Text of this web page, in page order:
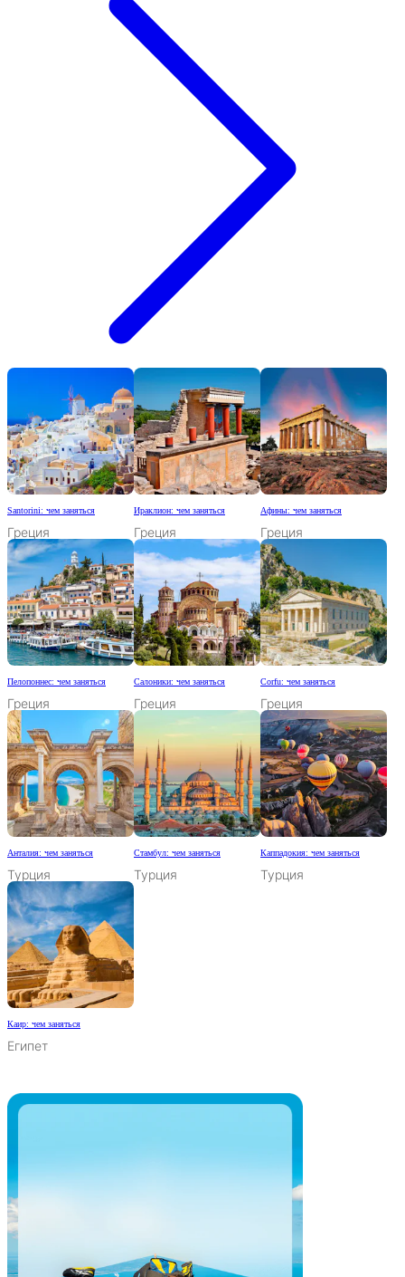
Santorini: чем заняться
Греция
Ираклион: чем заняться
Греция
Афины: чем заняться
Греция
Пелопоннес: чем заняться
Греция
Салоники: чем заняться
Греция
Corfu: чем заняться
Греция
Анталия: чем заняться
Турция
Стамбул: чем заняться
Турция
Каппадокия: чем заняться
Турция
Каир: чем заняться
Египет